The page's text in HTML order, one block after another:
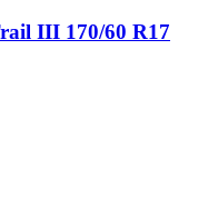
III 170/60 R17